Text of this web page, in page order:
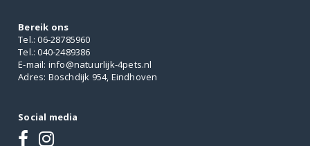
Bereik ons
Tel.: 06-28785960
Tel.: 040-2489386
E-mail: info@natuurlijk-4pets.nl
Adres: Boschdijk 954, Eindhoven
Social media